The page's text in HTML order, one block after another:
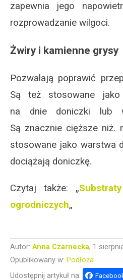
zapewnia jego
rozprowadzanie wilgoci.
Żwiry i kamienne grysy
Pozwalają poprawić
Są też stosowane jako
na dnie doniczki lub
Są znacznie cięższe niż.
stosowane jako warstwa
dociążają doniczkę.
Czytaj także: „
ogrodniczych„
Autor: Anna Czarnecka, 1
Opublikowany w: Podłoża
Udostępnij artykuł na: